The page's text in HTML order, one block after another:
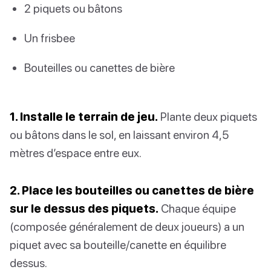
2 piquets ou bâtons
Un frisbee
Bouteilles ou canettes de bière
1. Installe le terrain de jeu. Plante deux piquets
ou bâtons dans le sol, en laissant environ 4,5
mètres d’espace entre eux.
2. Place les bouteilles ou canettes de bière
sur le dessus des piquets. Chaque équipe
(composée généralement de deux joueurs) a un
piquet avec sa bouteille/canette en équilibre
dessus.